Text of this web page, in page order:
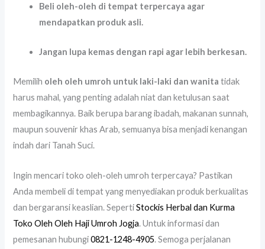
Beli oleh-oleh di tempat terpercaya agar
mendapatkan produk asli.
Jangan lupa kemas dengan rapi agar lebih berkesan.
Memilih oleh oleh umroh untuk laki-laki dan wanita tidak
harus mahal, yang penting adalah niat dan ketulusan saat
membagikannya. Baik berupa barang ibadah, makanan sunnah,
maupun souvenir khas Arab, semuanya bisa menjadi kenangan
indah dari Tanah Suci.
Ingin mencari toko oleh-oleh umroh terpercaya? Pastikan
Anda membeli di tempat yang menyediakan produk berkualitas
dan bergaransi keaslian. SepertiStockis Herbal dan Kurma
Toko Oleh Oleh Haji Umroh Jogja. Untuk informasi dan
pemesanan hubungi0821-1248-4905. Semoga perjalanan